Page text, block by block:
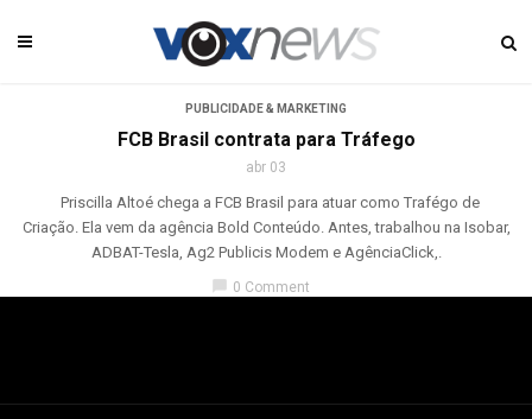
PUBLICIDADE & MARKETING
FCB Brasil contrata para Tráfego
abr 03
Priscilla Altoé chega a FCB Brasil para atuar como Trafégo de
Criação. Ela vem da agência Bold Conteúdo. Antes, trabalhou na Isobar,
ADBAT-Tesla, Ag2 Publicis Modem e AgênciaClick,.
chat_bubble 0 Comment